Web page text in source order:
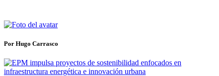
Por Hugo Carrasco